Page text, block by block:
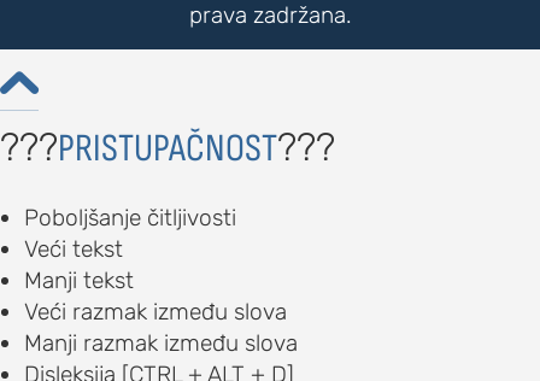
prava zadržana.

???PRISTUPAČNOST???
Poboljšanje čitljivosti
Veći tekst
Manji tekst
Veći razmak između slova
Manji razmak između slova
Disleksija [CTRL + ALT + D]